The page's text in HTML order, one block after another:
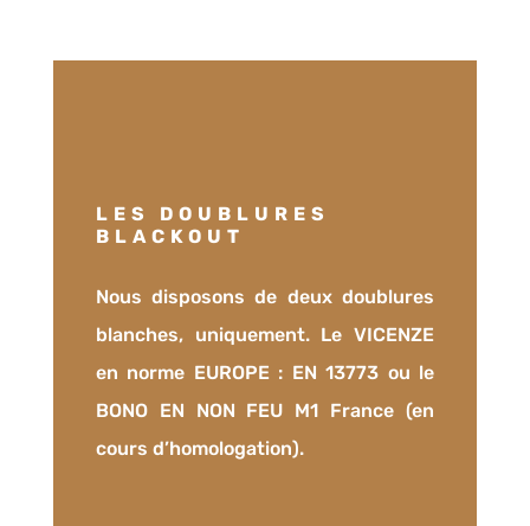
LES DOUBLURES
BLACKOUT
Nous disposons de deux doublures
blanches, uniquement. Le VICENZE
en norme EUROPE : EN 13773 ou le
BONO EN NON FEU M1 France (en
cours d’homologation).